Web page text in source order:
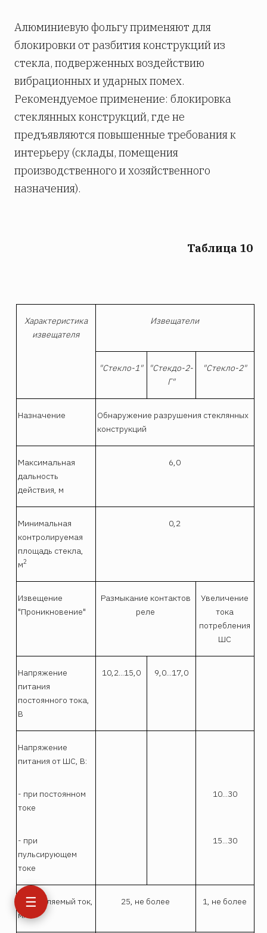
☰
Алюминиевую фольгу применяют для
блокировки от разбития конструкций из
стекла, подверженных воздействию
вибрационных и ударных помех.
Рекомендуемое применение: блокировка
стеклянных конструкций, где не
предъявляются повышенные требования к
интерьеру (склады, помещения
производственного и хозяйственного
назначения).
Таблица 10
Характеристика
извещателя
Извещатели
"Стекло-1"
"Стекдо-2-
Г"
"Стекло-2"
Назначение
Обнаружение разрушения стеклянных
конструкций
Максимальная
дальность
действия, м
6,0
Минимальная
контролируемая
площадь стекла,
м2
0,2
Извещение
"Проникновение"
Размыкание контактов
реле
Увеличение
тока
потребления
ШС
Напряжение
питания
постоянного тока,
В
10,2...15,0 9,0...17,0
Напряжение
питания от ШС, В:
- при постоянном
токе
10...30
- при
пульсирующем
токе
15...30
Потребляемый ток,
мА
25, не более 1, не более